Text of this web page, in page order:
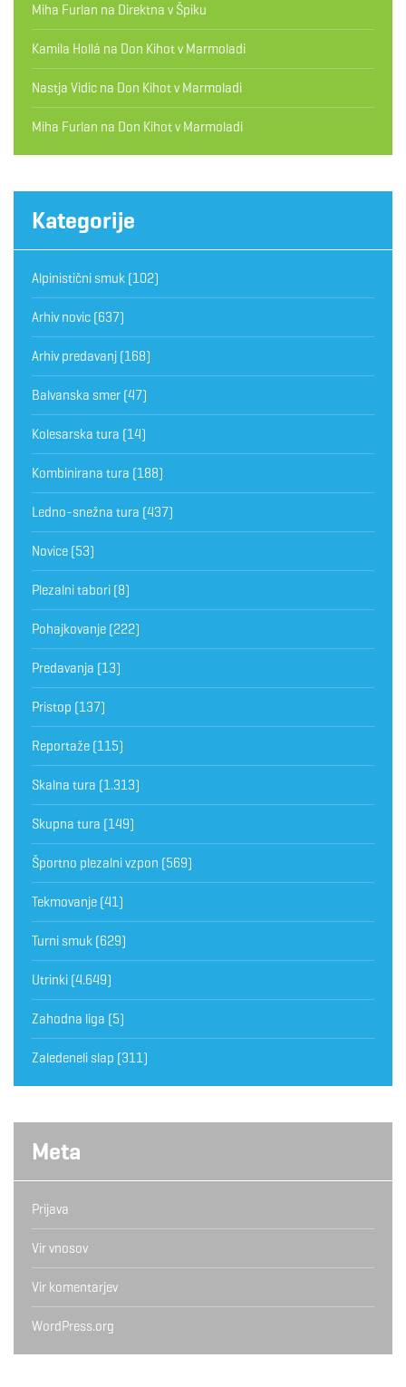
Miha Furlan na Direktna v Špiku
Kamila Hollá na Don Kihot v Marmoladi
Nastja Vidic na Don Kihot v Marmoladi
Miha Furlan na Don Kihot v Marmoladi
Kategorije
Alpinistični smuk (102)
Arhiv novic (637)
Arhiv predavanj (168)
Balvanska smer (47)
Kolesarska tura (14)
Kombinirana tura (188)
Ledno-snežna tura (437)
Novice (53)
Plezalni tabori (8)
Pohajkovanje (222)
Predavanja (13)
Pristop (137)
Reportaže (115)
Skalna tura (1.313)
Skupna tura (149)
Športno plezalni vzpon (569)
Tekmovanje (41)
Turni smuk (629)
Utrinki (4.649)
Zahodna liga (5)
Zaledeneli slap (311)
Meta
Prijava
Vir vnosov
Vir komentarjev
WordPress.org